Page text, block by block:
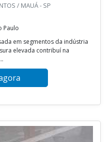
/ MAUÁ - SP
Paulo
em segmentos da indústria
elevada contribuí na